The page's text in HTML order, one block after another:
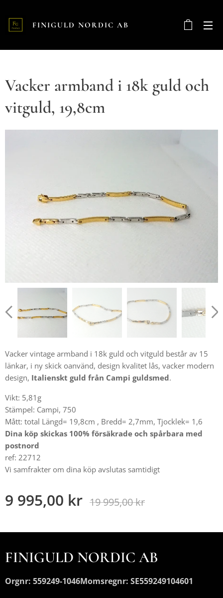
FINIGULD NORDIC AB
Vacker armband i 18k guld och
vitguld, 19,8cm
Vacker vintage armband i 18k guld och vitguld består av 15
länkar, i ny skick oanvänd, design kvalitet lås, vacker modern
design, Italienskt guld från Campi guldsmed.
Vikt: 5,81g
Stämpel: Campi, 750
Mått: total Längd= 19,8cm , Bredd= 2,7mm, Tjocklek= 1,6
Dina köp skickas 100% försäkrade och spårbara med
postnord
ref: 22712
Vi samfrakter om dina köp avslutas samtidigt
9 995,00 kr 19 995,00kr
FINIGULD NORDIC AB
Orgnr: 559249-1046Momsregnr: SE559249104601